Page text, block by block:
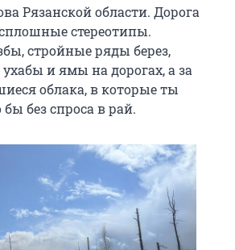
Рязанской области. Дорога
стереотипы.
стройные ряды берез,
и ямы на дорогах, а за
облака, в которые ты
без спроса в рай.